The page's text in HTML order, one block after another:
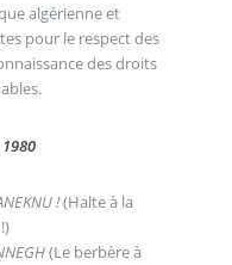
algérienne et
pour le respect des
des droits
!(Halte à la
(Le berbère à